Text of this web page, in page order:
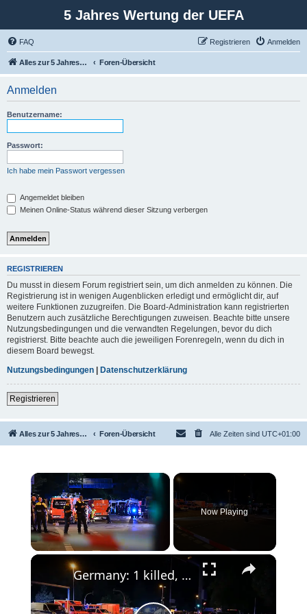
5 Jahres Wertung der UEFA
FAQ Anmelden
Registrieren
Alles zur 5 Jahreswertung / Tabelle der UEFA mit vielen Statistiken. Foren-Übersicht
Anmelden
Benutzername:
Passwort:
Ich habe mein Passwort vergessen
Angemeldet bleiben
Meinen Online-Status während dieser Sitzung verbergen
REGISTRIEREN
Du musst in diesem Forum registriert sein, um dich anmelden zu können. Die
Registrierung ist in wenigen Augenblicken erledigt und ermöglicht dir, auf
weitere Funktionen zuzugreifen. Die Board-Administration kann registrierten
Benutzern auch zusätzliche Berechtigungen zuweisen. Beachte bitte unsere
Nutzungsbedingungen und die verwandten Regelungen, bevor du dich
registrierst. Bitte beachte auch die jeweiligen Forenregeln, wenn du dich in
diesem Board bewegst.
Nutzungsbedingungen | Datenschutzerklärung
Registrieren
Alles zur 5 Jahreswertung / Tabelle der UEFA mit vielen Statistiken. Foren-Übersicht Alle Zeiten sind UTC+01:00
×
Now Playing
×
Germany: 1 killed, more than 10 injured as vehicle ploughs into crowd at parade in Berlin.